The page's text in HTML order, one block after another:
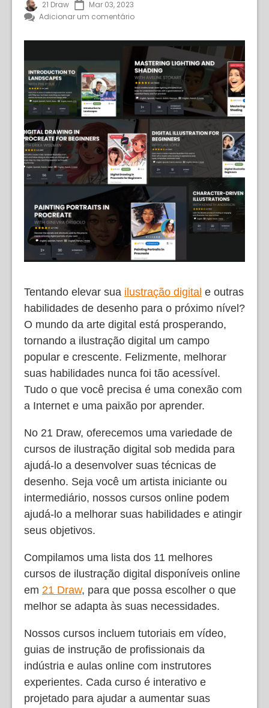
21 Draw
Mar 03, 2023
Adicionar um comentário
Tentando elevar sua ilustração digital e outras
habilidades de desenho para o próximo nível?
O mundo da arte digital está prosperando,
tornando a ilustração digital um campo
popular e crescente. Felizmente, melhorar
suas habilidades nunca foi tão acessível.
Tudo o que você precisa é uma conexão com
a Internet e uma paixão por aprender.
No 21 Draw, oferecemos uma variedade de
cursos de ilustração digital sob medida para
ajudá-lo a desenvolver suas técnicas de
desenho. Seja você um artista iniciante ou
intermediário, nossos cursos online podem
ajudá-lo a melhorar suas habilidades e atingir
seus objetivos.
Compilamos uma lista dos 11 melhores
cursos de ilustração digital disponíveis online
em 21 Draw, para que possa escolher o que
melhor se adapta às suas necessidades.
Nossos cursos incluem tutoriais em vídeo,
guias de instrução de profissionais da
indústria e aulas online com instrutores
experientes. Cada curso é interativo e
projetado para ajudar a aumentar suas